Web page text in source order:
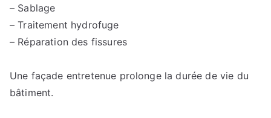
– Sablage
– Traitement hydrofuge
– Réparation des fissures
Une façade entretenue prolonge la durée de vie du
bâtiment.